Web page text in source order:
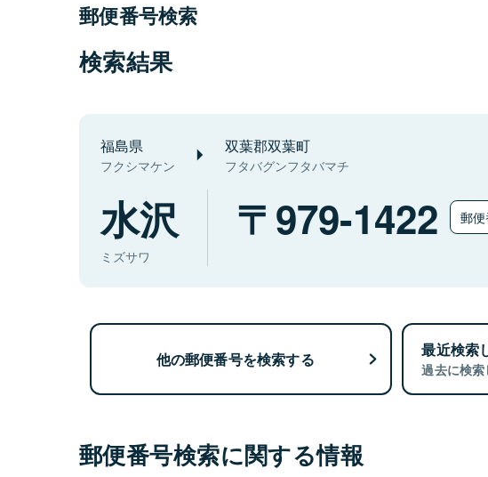
郵便番号検索
検索結果
福島県
フクシマケン
双葉郡双葉町
フタバグンフタバマチ
水沢
ミズサワ
979-1422 郵
他の郵便番号を検索する 最近検索
過去に検索
郵便番号検索に関する情報